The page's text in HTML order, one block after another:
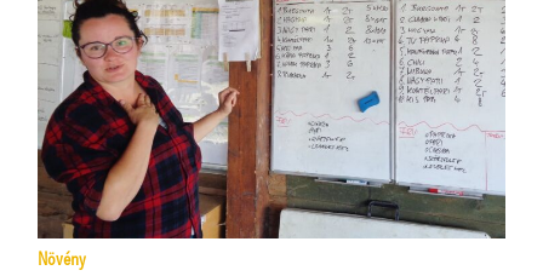
Növény